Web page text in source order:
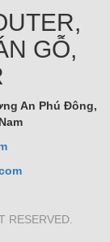
GỖ,
An Phú Đông,
RESERVED.